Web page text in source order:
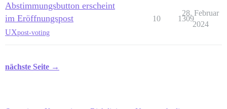
Abstimmungsbutton erscheint
im Eröffnungspost
UXpost-voting
10 1309
28. Februar
2024
nächste Seite →